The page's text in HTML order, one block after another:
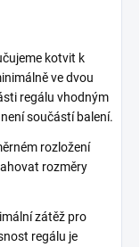
kotvit k
ve dvou
regálu vhodným
součástí balení.
rozložení
rozměry
zátěž pro
regálu je